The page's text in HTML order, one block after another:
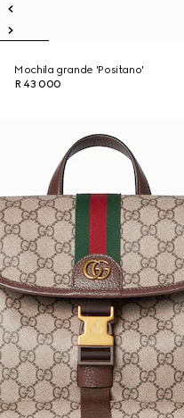
Mochila grande 'Positano'
R 43 000